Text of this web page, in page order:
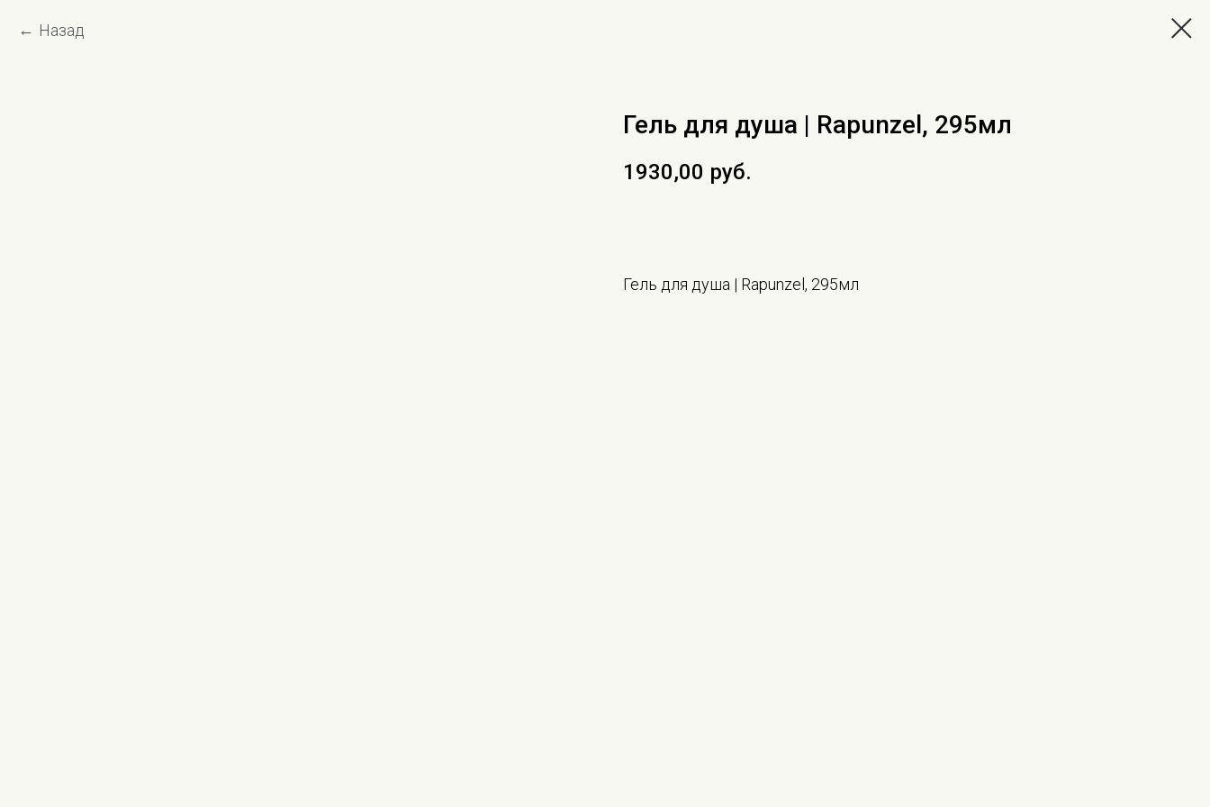
Назад
Гель для душа | Rapunzel, 295мл
1930,00 руб.
Гель для душа | Rapunzel, 295мл